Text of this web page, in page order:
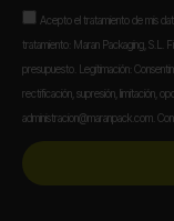
Aceptación
Acepto el tratamiento de mis
tratamiento: Maran Packaging, S.L.
presupuesto. Legitimación:
rectificación, supresión, limitación,
administracion@maranpack.com.